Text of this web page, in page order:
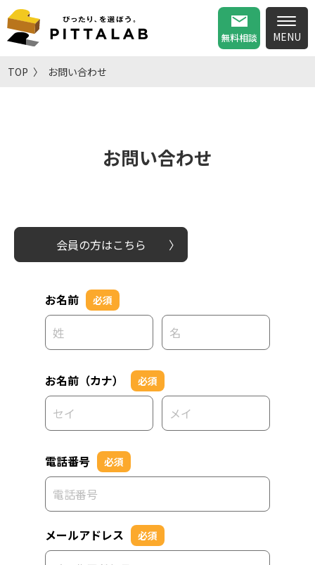
無料相談
TOP お問い合わせ
お問い合わせ
会員の方はこちら
お名前 必須
お名前（カナ） 必須
電話番号 必須
メールアドレス 必須